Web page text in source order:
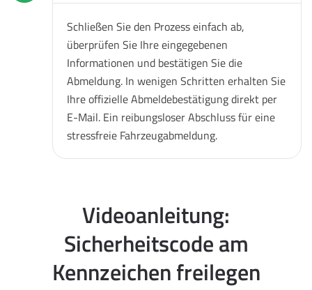
Schließen Sie den Prozess einfach ab,
überprüfen Sie Ihre eingegebenen
Informationen und bestätigen Sie die
Abmeldung. In wenigen Schritten erhalten Sie
Ihre offizielle Abmeldebestätigung direkt per
E-Mail. Ein reibungsloser Abschluss für eine
stressfreie Fahrzeugabmeldung.
Videoanleitung:
Sicherheitscode am
Kennzeichen freilegen